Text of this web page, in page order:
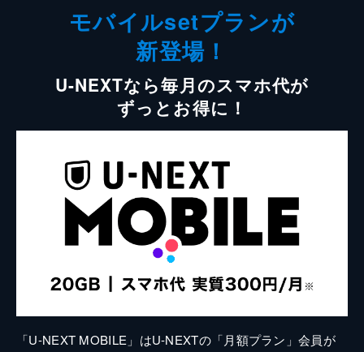
モバイルsetプランが
新登場！
U-NEXTなら毎月のスマホ代が
ずっとお得に！
「U-NEXT MOBILE」はU-NEXTの「月額プラン」会員が